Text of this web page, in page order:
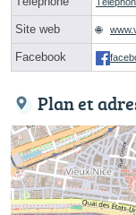
Site web
Facebook
Plan et